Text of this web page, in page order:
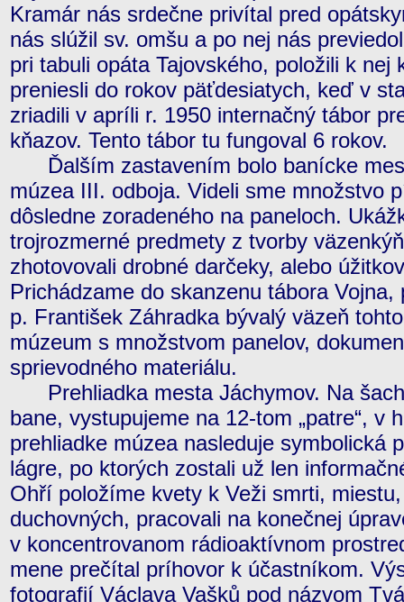
Kramár nás srdečne privítal pred
nás slúžil sv. omšu a po nej nás
pri tabuli opáta Tajovského, položili k nej
preniesli do rokov päťdesiatych, keď v
zriadili v apríli r. 1950 internačný tábor
kňazov. Tento tábor tu fungoval 6 rokov.
Ďalším zastavením bolo banícke
múzea III. odboja. Videli sme množstvo
dôsledne zoradeného na paneloch.
trojrozmerné predmety z tvorby
zhotovovali drobné darčeky, alebo
Prichádzame do skanzenu tábora
p. František Záhradka bývalý väzeň
múzeum s množstvom panelov,
sprievodného materiálu.
Prehliadka mesta Jáchymov. Na
bane, vystupujeme na 12-tom „patre“, v
prehliadke múzea nasleduje symbolická
lágre, po ktorých zostali už len
Ohří položíme kvety k Veži smrti,
duchovných, pracovali na konečnej
v koncentrovanom rádioaktívnom
mene prečítal príhovor k účastníkom.
fotografií Václava Vašků pod názvom